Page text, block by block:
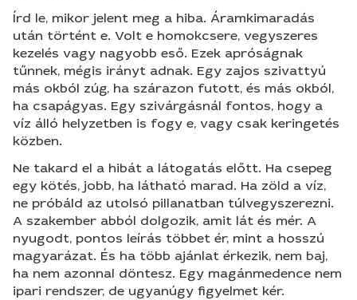
Írd le, mikor jelent meg a hiba. Áramkimaradás
után történt e. Volt e homokcsere, vegyszeres
kezelés vagy nagyobb eső. Ezek apróságnak
tűnnek, mégis irányt adnak. Egy zajos szivattyú
más okból zúg, ha szárazon futott, és más okból,
ha csapágyas. Egy szivárgásnál fontos, hogy a
víz álló helyzetben is fogy e, vagy csak keringetés
közben.
Ne takard el a hibát a látogatás előtt. Ha csepeg
egy kötés, jobb, ha látható marad. Ha zöld a víz,
ne próbáld az utolsó pillanatban túlvegyszerezni.
A szakember abból dolgozik, amit lát és mér. A
nyugodt, pontos leírás többet ér, mint a hosszú
magyarázat. És ha több ajánlat érkezik, nem baj,
ha nem azonnal döntesz. Egy magánmedence nem
ipari rendszer, de ugyanúgy figyelmet kér.